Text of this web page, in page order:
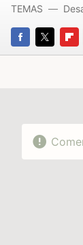
FACEBOOK
TWITTER
TEMAS